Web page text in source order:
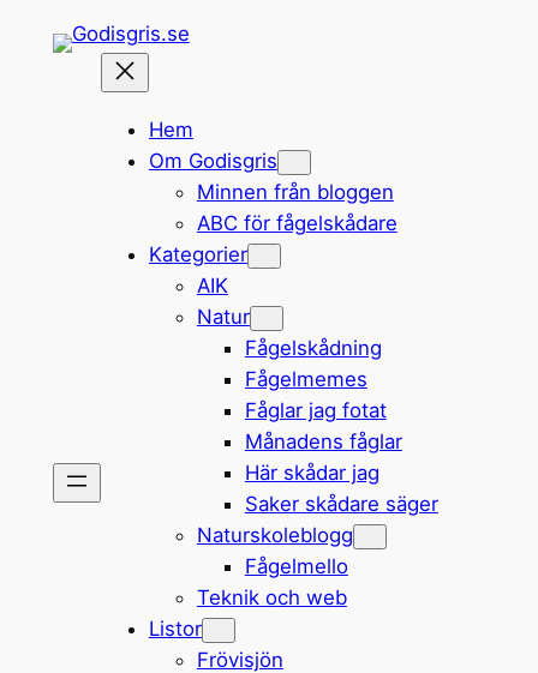
Hem
Om Godisgris
Minnen från bloggen
ABC för fågelskådare
Kategorier
AIK
Natur
Fågelskådning
Fågelmemes
Fåglar jag fotat
Månadens fåglar
Här skådar jag
Saker skådare säger
Naturskoleblogg
Fågelmello
Teknik och web
Listor
Frövisjön